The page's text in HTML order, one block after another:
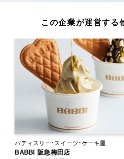
この企業が運営する
パティスリー・スイーツ・ケーキ屋
BABBI 阪急梅田店